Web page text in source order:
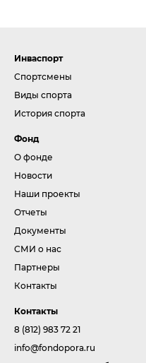
Инваспорт
Спортсмены
Виды спорта
История спорта
Фонд
О фонде
Новости
Наши проекты
Отчеты
Документы
СМИ о нас
Партнеры
Контакты
Контакты
8 (812) 983 72 21
info@fondopora.ru